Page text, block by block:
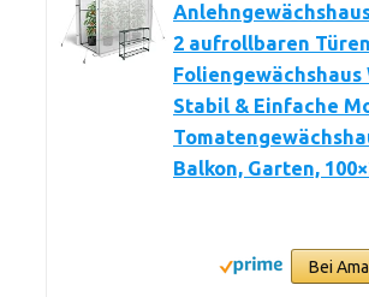
2 aufrollbaren
Stabil & Einfache
Balkon, Garten,
Bei